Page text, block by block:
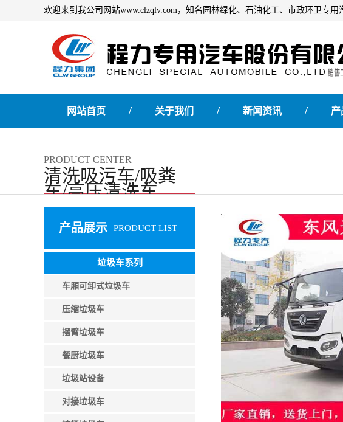
欢迎来到我公司网站www.clzqlv.com，知名园林绿化、石油化工、市政环卫专用
网站首页 / 关于我们 / 新闻资讯 / 产
PRODUCT CENTER
清洗吸污车/吸粪
车/高压清洗车
产品展示 PRODUCT LIST
垃圾车系列
车厢可卸式垃圾车
压缩垃圾车
摆臂垃圾车
餐厨垃圾车
垃圾站设备
对接垃圾车